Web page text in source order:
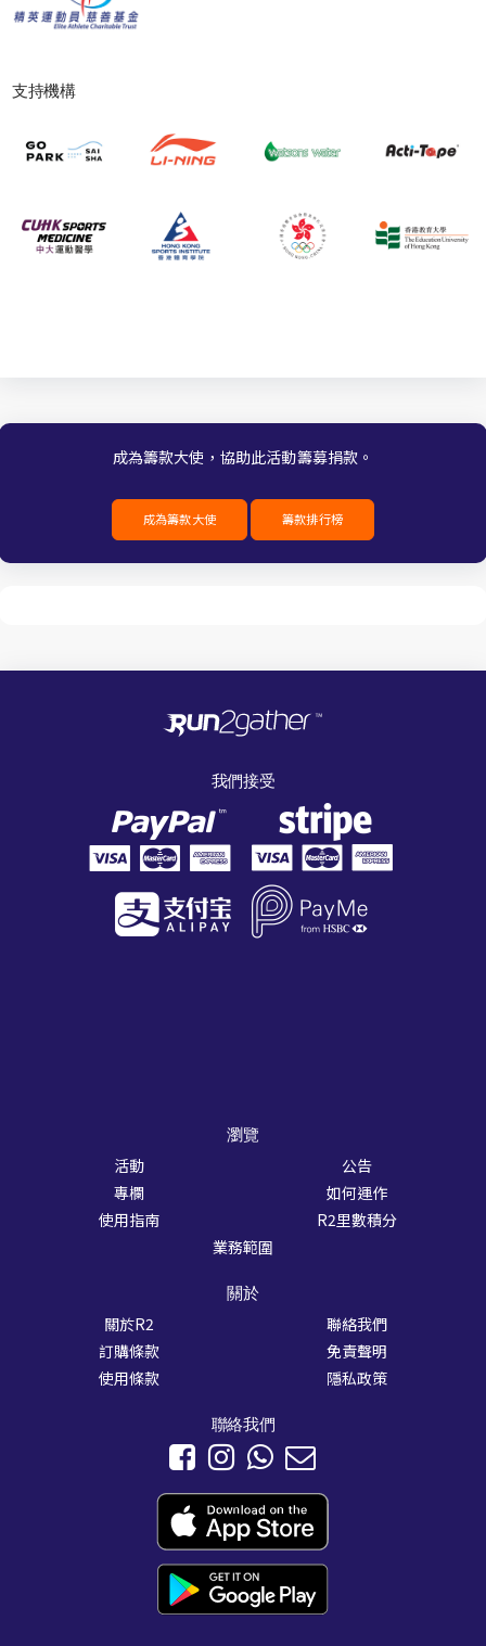
支持機構
成為籌款大使，協助此活動籌募捐款。
成為籌款大使 籌款排行榜
我們接受
瀏覽
活動
公告
專欄
如何運作
使用指南
R2里數積分
業務範圍
關於
關於R2
聯絡我們
訂購條款
免責聲明
使用條款
隱私政策
聯絡我們